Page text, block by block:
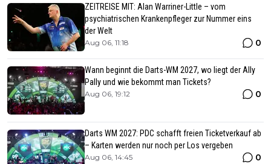
ZEITREISE MIT: Alan Warriner-Little – vom
psychiatrischen Krankenpfleger zur Nummer eins
der Welt
Aug 06, 11:18 0
Wann beginnt die Darts-WM 2027, wo liegt der Ally
Pally und wie bekommt man Tickets?
Aug 06, 19:12 0
Darts WM 2027: PDC schafft freien Ticketverkauf ab
– Karten werden nur noch per Los vergeben
Aug 06, 14:45 0